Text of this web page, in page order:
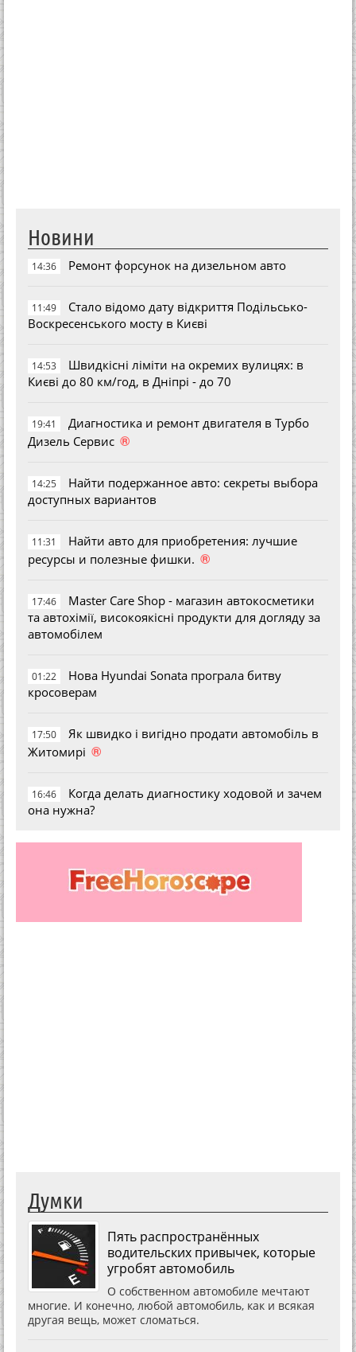
Новини
14:36 Ремонт форсунок на дизельном авто
11:49
Стало відомо дату відкриття Подільсько-
Воскресенського мосту в Києві
14:53
Швидкісні ліміти на окремих вулицях: в
Києві до 80 км/год, в Дніпрі - до 70
19:41
Диагностика и ремонт двигателя в Турбо
Дизель Сервис ®
14:25
Найти подержанное авто: секреты выбора
доступных вариантов
11:31
Найти авто для приобретения: лучшие
ресурсы и полезные фишки. ®
17:46
Master Care Shop - магазин автокосметики
та автохімії, високоякісні продукти для догляду за
автомобілем
01:22
Нова Hyundai Sonata програла битву
кросоверам
17:50
Як швидко і вигідно продати автомобіль в
Житомирі ®
16:46
Когда делать диагностику ходовой и зачем
она нужна?
Думки
Пять распространённых
водительских привычек, которые
угробят автомобиль
О собственном автомобиле мечтают
многие. И конечно, любой автомобиль, как и всякая
другая вещь, может сломаться.